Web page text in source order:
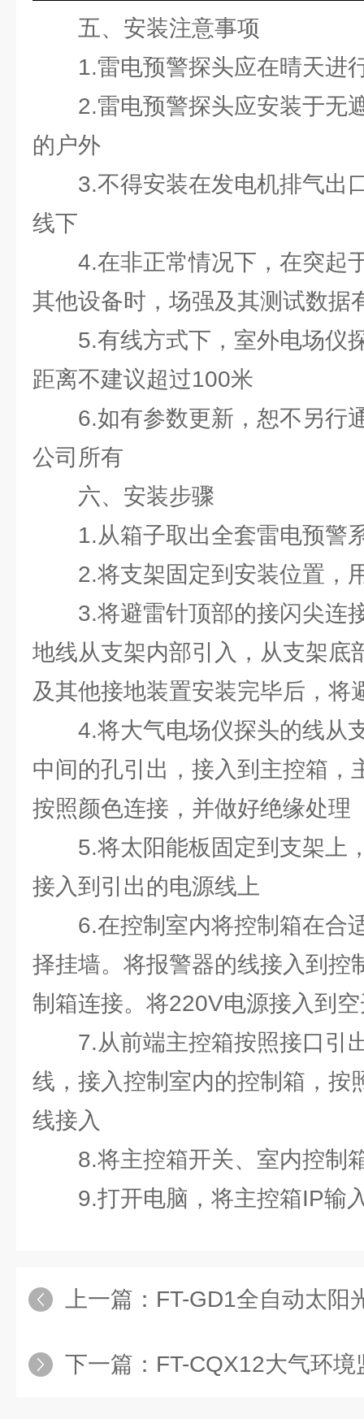
五、安装注意事项
1.雷电预警探头应在晴天进
2.雷电预警探头应安装于无
的户外
3.不得安装在发电机排气出
线下
4.在非正常情况下，在突起
其他设备时，场强及其测试数据
5.有线方式下，室外电场仪
距离不建议超过100米
6.如有参数更新，恕不另行
公司所有
六、安装步骤
1.从箱子取出全套雷电预警
2.将支架固定到安装位置，
3.将避雷针顶部的接闪尖连
地线从支架内部引入，从支架底
及其他接地装置安装完毕后，将
4.将大气电场仪探头的线从
中间的孔引出，接入到主控箱，
按照颜色连接，并做好绝缘处理
5.将太阳能板固定到支架上
接入到引出的电源线上
6.在控制室内将控制箱在合
择挂墙。将报警器的线接入到控
制箱连接。将220V电源接入到
7.从前端主控箱按照接口引
线，接入控制室内的控制箱，按
线接入
8.将主控箱开关、室内控制
9.打开电脑，将主控箱IP输
上一篇： FT-GD1全自动太阳
下一篇： FT-CQX12大气环境